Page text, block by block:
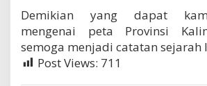
Demikian yang dapat
mengenai peta Provinsi
semoga menjadi catatan sejarah
Post Views: 711